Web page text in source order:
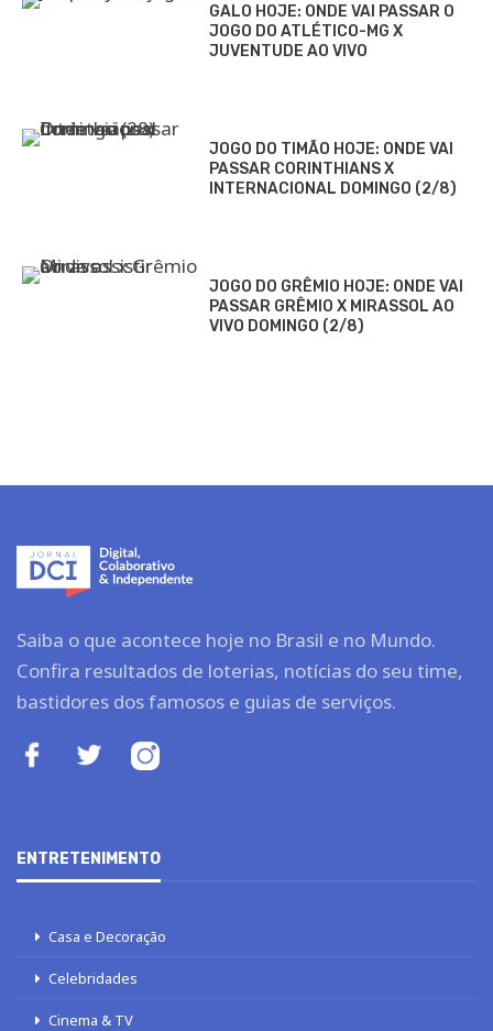
GALO HOJE: ONDE VAI PASSAR O
JOGO DO ATLÉTICO-MG X
JUVENTUDE AO VIVO
JOGO DO TIMÃO HOJE: ONDE VAI
PASSAR CORINTHIANS X
INTERNACIONAL DOMINGO (2/8)
JOGO DO GRÊMIO HOJE: ONDE VAI
PASSAR GRÊMIO X MIRASSOL AO
VIVO DOMINGO (2/8)
Saiba o que acontece hoje no Brasil e no Mundo.
Confira resultados de loterias, notícias do seu time,
bastidores dos famosos e guias de serviços.
ENTRETENIMENTO
Casa e Decoração
Celebridades
Cinema & TV